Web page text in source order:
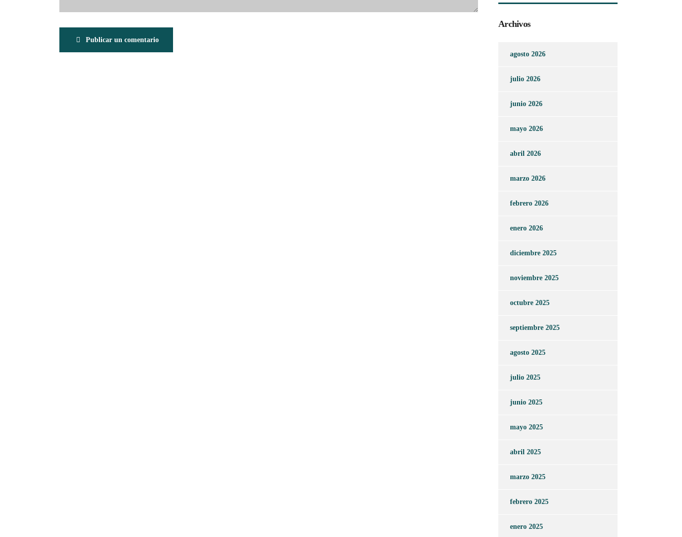
Publicar un comentario
Archivos
agosto 2026
julio 2026
junio 2026
mayo 2026
abril 2026
marzo 2026
febrero 2026
enero 2026
diciembre 2025
noviembre 2025
octubre 2025
septiembre 2025
agosto 2025
julio 2025
junio 2025
mayo 2025
abril 2025
marzo 2025
febrero 2025
enero 2025